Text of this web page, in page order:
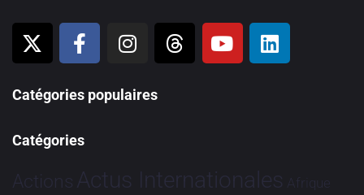
Catégories populaires
Catégories
Actions Actus Internationales Afrique